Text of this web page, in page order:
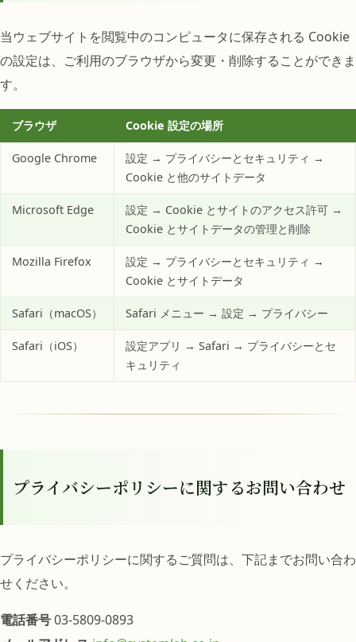
当ウェブサイトを閲覧中のコンピュータに保存される Cookie
の設定は、ご利用のブラウザから変更・削除することができま
す。
ブラウザ Cookie 設定の場所
Google Chrome
設定 → プライバシーとセキュリティ →
Cookie と他のサイトデータ
Microsoft Edge
設定 → Cookie とサイトのアクセス許可 →
Cookie とサイトデータの管理と削除
Mozilla Firefox
設定 → プライバシーとセキュリティ →
Cookie とサイトデータ
Safari（macOS） Safari メニュー → 設定 → プライバシー
Safari（iOS）
設定アプリ → Safari → プライバシーとセ
キュリティ
プライバシーポリシーに関するお問い合わせ
プライバシーポリシーに関するご質問は、下記までお問い合わ
せください。
電話番号03-5809-0893